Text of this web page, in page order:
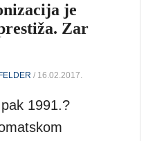
je
Zar
/ 16.02.2017.
1991.?